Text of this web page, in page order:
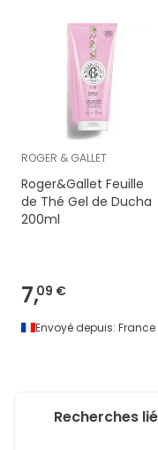
ROGER & GALLET
Roger&Gallet Feuille
de Thé Gel de Ducha
200ml
7,09 €
Envoyé depuis: France
Recherches